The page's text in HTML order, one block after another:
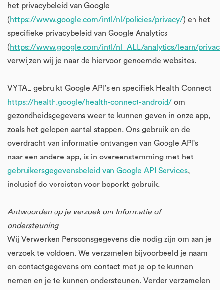
het privacybeleid van Google
(https://www.google.com/intl/nl/policies/privacy/) en het
specifieke privacybeleid van Google Analytics
(https://www.google.com/intl/nl_ALL/analytics/learn/
verwijzen wij je naar de hiervoor genoemde websites.
VYTAL gebruikt Google API’s en specifiek Health Connect
https://health.google/health-connect-android/ om
gezondheidsgegevens weer te kunnen geven in onze app,
zoals het gelopen aantal stappen. Ons gebruik en de
overdracht van informatie ontvangen van Google API's
naar een andere app, is in overeenstemming met het
gebruikersgegevensbeleid van Google API Services,
inclusief de vereisten voor beperkt gebruik.
Antwoorden op je verzoek om Informatie of
ondersteuning
Wij Verwerken Persoonsgegevens die nodig zijn om aan je
verzoek te voldoen. We verzamelen bijvoorbeeld je naam
en contactgegevens om contact met je op te kunnen
nemen en je te kunnen ondersteunen. Verder verzamelen